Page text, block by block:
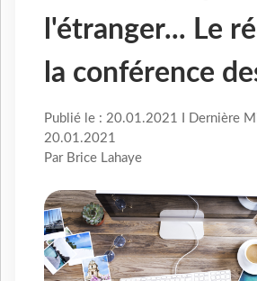
l'étranger... Le
la conférence
Publié le : 20.01.2021 I Dernière
20.01.2021
Par Brice Lahaye